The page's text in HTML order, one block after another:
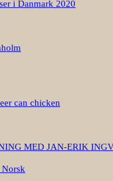
i Danmark 2020
can chicken
MED JAN-ERIK
Norsk